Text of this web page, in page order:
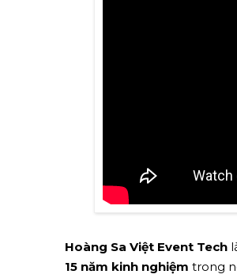
Hoàng Sa Việt Event Tech
15 năm kinh nghiệm trong